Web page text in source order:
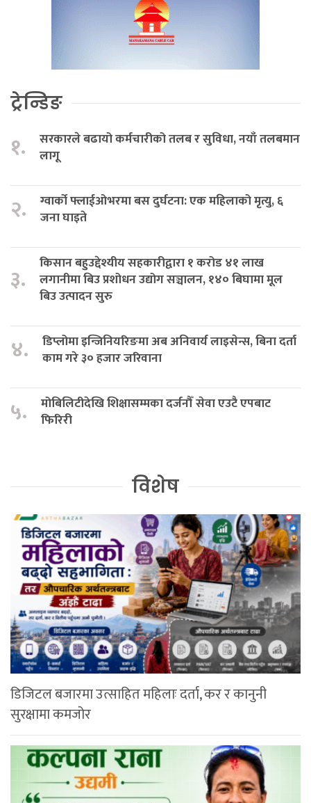
ट्रेन्डिङ
१.
सरकारले बढायो कर्मचारीको तलब र सुविधा, नयाँ तलबमान
लागू
२.
ग्वार्को फ्लाईओभरमा बस दुर्घटना: एक महिलाको मृत्यु, ६
जना घाइते
३.
किसान बहुउद्देश्यीय सहकारीद्वारा १ करोड ४१ लाख
लगानीमा बिउ प्रशोधन उद्योग सञ्चालन, १४० बिघामा मूल
बिउ उत्पादन सुरु
४.
डिप्लोमा इन्जिनियरिङमा अब अनिवार्य लाइसेन्स, बिना दर्ता
काम गरे ३० हजार जरिवाना
५.
मोबिलिटीदेखि शिक्षासम्मका दर्जनौँ सेवा एउटै एपबाट
फिरिरी
विशेष
डिजिटल बजारमा उत्साहित महिलाः दर्ता, कर र कानुनी
सुरक्षामा कमजोर